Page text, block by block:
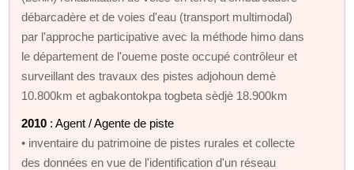
débarcadère et de voies d'eau (transport multimodal)
par l'approche participative avec la méthode himo dans
le département de l'oueme poste occupé contrôleur et
surveillant des travaux des pistes adjohoun demè
10.800km et agbakontokpa togbeta sèdjè 18.900km
2010 : Agent / Agente de piste
• inventaire du patrimoine de pistes rurales et collecte
des données en vue de l'identification d'un réseau